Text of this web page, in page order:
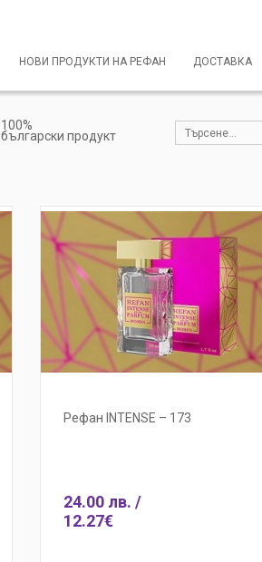
НОВИ ПРОДУКТИ НА РЕФАН ДОСТАВКА
100%
български продукт
Рефан INTENSE – 173
24.00 лв. /
12.27€